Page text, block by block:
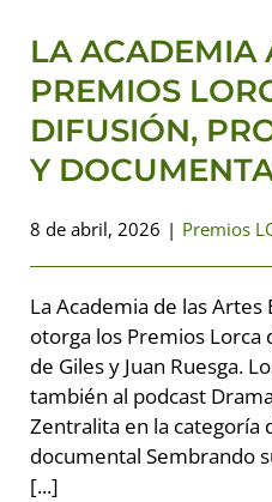
Premios
LA ACADEMIA
PREMIOS
DIFUSIÓN,
Y
8 de abril, 2026 | Premios
La Academia de las Artes
otorga los Premios
de Giles y Juan Ruesga.
también al podcast
Zentralita en la categoría
documental Sembrando
[...]